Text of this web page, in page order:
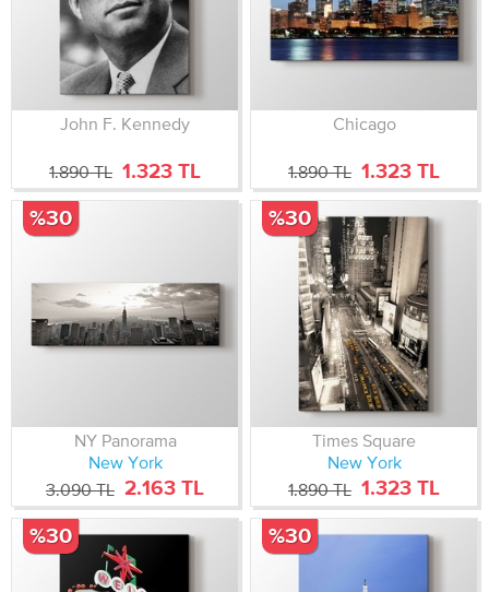
John F. Kennedy
1.890 TL 1.323 TL
Chicago
1.890 TL 1.323 TL
NY Panorama
New York
3.090 TL 2.163 TL
%30
Times Square
New York
1.890 TL 1.323 TL
%30
%30 %30